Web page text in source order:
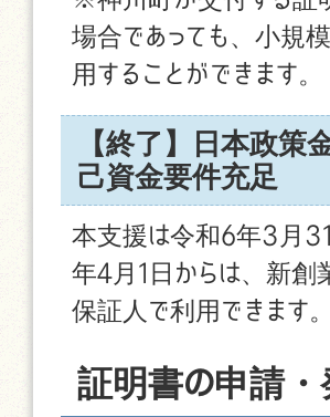
場合であっても、小規
用することができます。
【終了】日本政策
己資金要件充足
本支援は令和6年3月31
年4月1日からは、新創
保証人で利用できます。
証明書の申請・